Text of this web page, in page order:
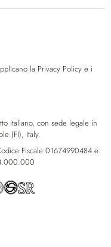
la Privacy Policy e i
italiano, con sede legale in
(FI), Italy.
Fiscale 01674990484 e